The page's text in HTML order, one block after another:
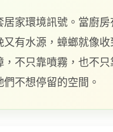
家環境訊號。當廚
有水源，蟑螂就像收
不只靠噴霧，也不只
不想停留的空間。